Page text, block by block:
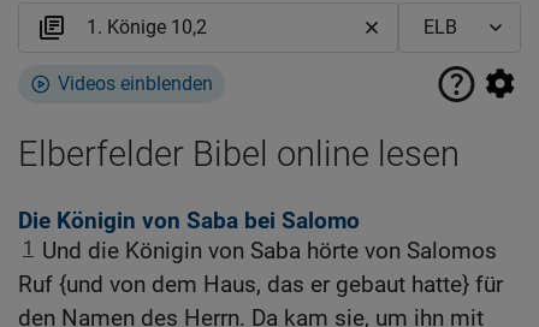
Videos einblenden
Elberfelder Bibel online lesen
Die Königin von Saba bei Salomo
1
Und die Königin von Saba hörte von Salomos
Ruf {und von dem Haus, das er gebaut hatte} für
den Namen des Herrn. Da kam sie, um ihn mit